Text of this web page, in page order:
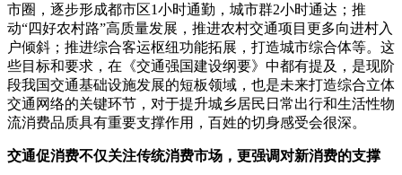
市圈，逐步形成都市区1小时通勤，城市群2小时通达；推
动“四好农村路”高质量发展，推进农村交通项目更多向进村入
户倾斜；推进综合客运枢纽功能拓展，打造城市综合体等。这
些目标和要求，在《交通强国建设纲要》中都有提及，是现阶
段我国交通基础设施发展的短板领域，也是未来打造综合立体
交通网络的关键环节，对于提升城乡居民日常出行和生活性物
流消费品质具有重要支撑作用，百姓的切身感受会很深。
交通促消费不仅关注传统消费市场，更强调对新消费的支撑